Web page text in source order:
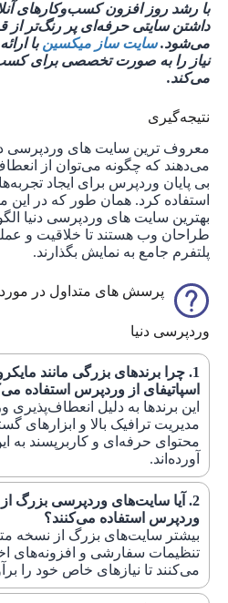
با رشد روز افزون کسب‌وکارهای
داشتن سایتی حرفه‌ای پر رنگ‌تر
می‌شود.سایت ساز میکسین با
نیاز را به صورت تخصصی برای
می‌کند.
نتیجه‌گیری
معروف ترین سایت های وردپرسی
می‌دهند که چگونه می‌توان از
بی‌ پایان وردپرس برای ایجاد
استفاده کرد. همان طور که در این
بهترین سایت های وردپرسی دنیا
طراحان وب هستند تا خلاقیت و
پلتفرم جامع به نمایش بگذارند.
پرسش های متداول در
وردپرسی دنیا
چرا برندهای بزرگی مانند
اسپاتیفای از وردپرس استفاده
این برندها به دلیل انعطاف‌پذیری
مدیریت ترافیک بالا و ابزارهای
محتوای حرفه‌ای و کاربرپسند به
آورده‌اند.
آیا سایت‌های وردپرسی بزرگ
وردپرس استفاده می‌کنند؟
بیشتر سایت‌های بزرگ از نسخه
تنظیمات سفارشی و افزونه‌های
می‌کنند تا نیازهای خاص خود را